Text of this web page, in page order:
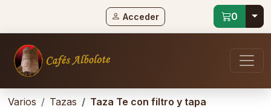
Acceder 0
Varios Tazas Taza Te con filtro y tapa